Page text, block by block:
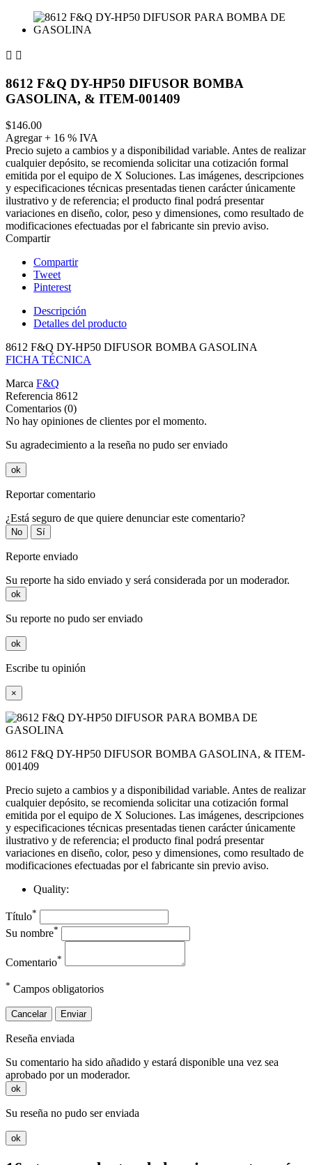
 
8612 F&Q DY-HP50 DIFUSOR BOMBA
GASOLINA, & ITEM-001409
$146.00
Agregar + 16 % IVA
Precio sujeto a cambios y a disponibilidad variable. Antes de realizar
cualquier depósito, se recomienda solicitar una cotización formal
emitida por el equipo de X Soluciones. Las imágenes, descripciones
y especificaciones técnicas presentadas tienen carácter únicamente
ilustrativo y de referencia; el producto final podrá presentar
variaciones en diseño, color, peso y dimensiones, como resultado de
modificaciones efectuadas por el fabricante sin previo aviso.
Compartir
Compartir
Tweet
Pinterest
Descripción
Detalles del producto
8612 F&Q DY-HP50 DIFUSOR BOMBA GASOLINA
FICHA TÉCNICA
Marca F&Q
Referencia 8612
Comentarios (0)
No hay opiniones de clientes por el momento.
Su agradecimiento a la reseña no pudo ser enviado
ok
Reportar comentario
¿Está seguro de que quiere denunciar este comentario?
No Sí
Reporte enviado
Su reporte ha sido enviado y será considerada por un moderador.
ok
Su reporte no pudo ser enviado
ok
Escribe tu opinión
×
8612 F&Q DY-HP50 DIFUSOR BOMBA GASOLINA, & ITEM-
001409
Precio sujeto a cambios y a disponibilidad variable. Antes de realizar
cualquier depósito, se recomienda solicitar una cotización formal
emitida por el equipo de X Soluciones. Las imágenes, descripciones
y especificaciones técnicas presentadas tienen carácter únicamente
ilustrativo y de referencia; el producto final podrá presentar
variaciones en diseño, color, peso y dimensiones, como resultado de
modificaciones efectuadas por el fabricante sin previo aviso.
Quality:
Título*
Su nombre*
Comentario*
* Campos obligatorios
Cancelar Enviar
Reseña enviada
Su comentario ha sido añadido y estará disponible una vez sea
aprobado por un moderador.
ok
Su reseña no pudo ser enviada
ok